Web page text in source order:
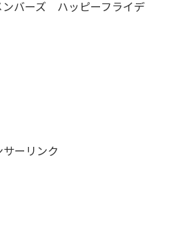
バーズ ハッピーフライデ
サーリンク